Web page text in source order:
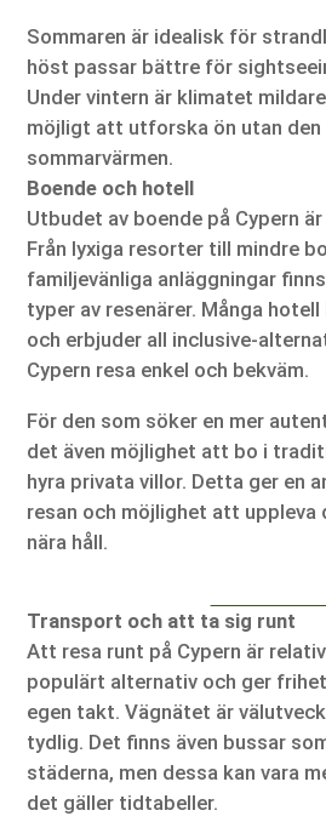
Sommaren är idealisk för
höst passar bättre för
Under vintern är klimatet
möjligt att utforska ön utan den
sommarvärmen.
Boende och hotell
Utbudet av boende på Cypern
Från lyxiga resorter till mindre
familjevänliga anläggningar
typer av resenärer. Många
och erbjuder all inclusive-
Cypern resa enkel och bekväm.
För den som söker en mer
det även möjlighet att bo i
hyra privata villor. Detta ger en
resan och möjlighet att uppleva
nära håll.
Transport och att ta sig runt
Att resa runt på Cypern är
populärt alternativ och ger
egen takt. Vägnätet är
tydlig. Det finns även bussar
städerna, men dessa kan vara
det gäller tidtabeller.